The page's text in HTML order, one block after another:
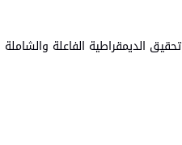
الديمقراطية الفاعلة والشاملة